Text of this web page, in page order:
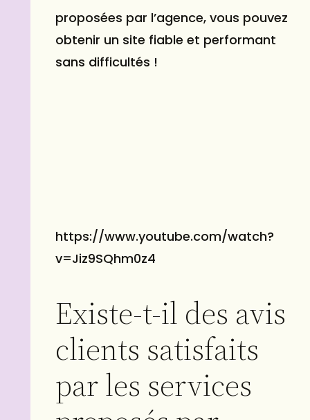
proposées par l’agence, vous pouvez
obtenir un site fiable et performant
sans difficultés !
https://www.youtube.com/watch?
v=Jiz9SQhm0z4
Existe-t-il des avis
clients satisfaits
par les services